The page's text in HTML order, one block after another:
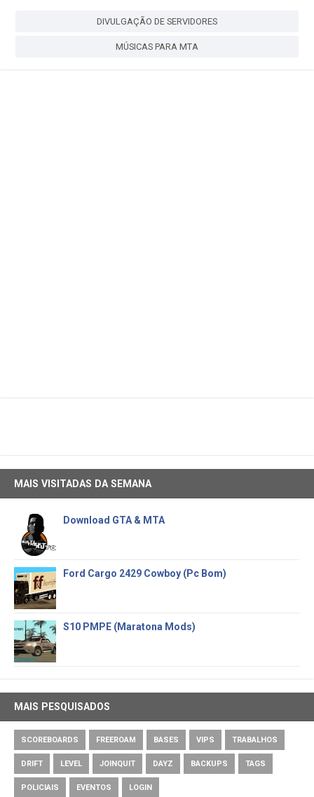
DIVULGAÇÃO DE SERVIDORES
MÚSICAS PARA MTA
MAIS VISITADAS DA SEMANA
Download GTA & MTA
Ford Cargo 2429 Cowboy (Pc Bom)
S10 PMPE (Maratona Mods)
MAIS PESQUISADOS
SCOREBOARDS FREEROAM BASES VIPS TRABALHOS
DRIFT LEVEL JOINQUIT DAYZ BACKUPS TAGS
POLICIAIS EVENTOS LOGIN